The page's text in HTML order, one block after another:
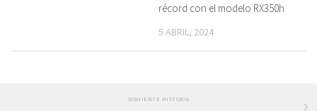
récord con el modelo RX350h
5 ABRIL, 2024
SIGUIENTE HISTORIA